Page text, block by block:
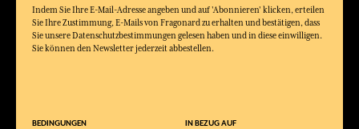
Indem Sie Ihre E-Mail-Adresse angeben und auf 'Abonnieren' klicken, erteilen
Sie Ihre Zustimmung, E-Mails von Fragonard zu erhalten und bestätigen, dass
Sie unsere Datenschutzbestimmungen gelesen haben und in diese einwilligen.
Sie können den Newsletter jederzeit abbestellen.
BEDINGUNGEN IN BEZUG AUF